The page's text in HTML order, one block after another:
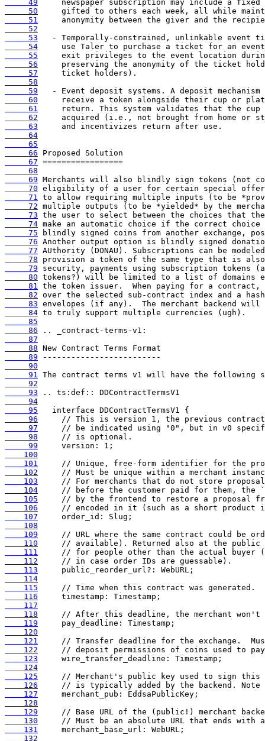
     49
     50
     51
     52
     53
     54
     55
     56
     57
     58
     59
     60
     61
     62
     63
     64
     65
     66
     67
     68
     69
     70
     71
     72
     73
     74
     75
     76
     77
     78
     79
     80
     81
     82
     83
     84
     85
     86
     87
     88
     89
     90
     91
     92
     93
     94
     95
     96
     97
     98
     99
    100
    101
    102
    103
    104
    105
    106
    107
    108
    109
    110
    111
    112
    113
    114
    115
    116
    117
    118
    119
    120
    121
    122
    123
    124
    125
    126
    127
    128
    129
    130
    131
    132